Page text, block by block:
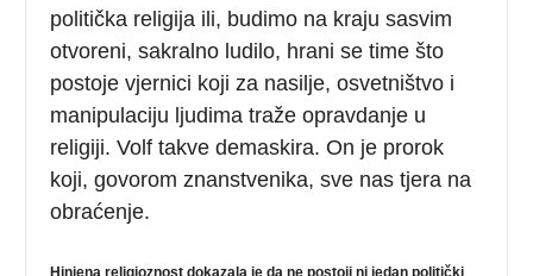
politička religija ili, budimo na kraju sasvim
otvoreni, sakralno ludilo, hrani se time što
postoje vjernici koji za nasilje, osvetništvo i
manipulaciju ljudima traže opravdanje u
religiji. Volf takve demaskira. On je prorok
koji, govorom znanstvenika, sve nas tjera na
obraćenje.
Hinjena religioznost dokazala je da ne postoji ni jedan politički